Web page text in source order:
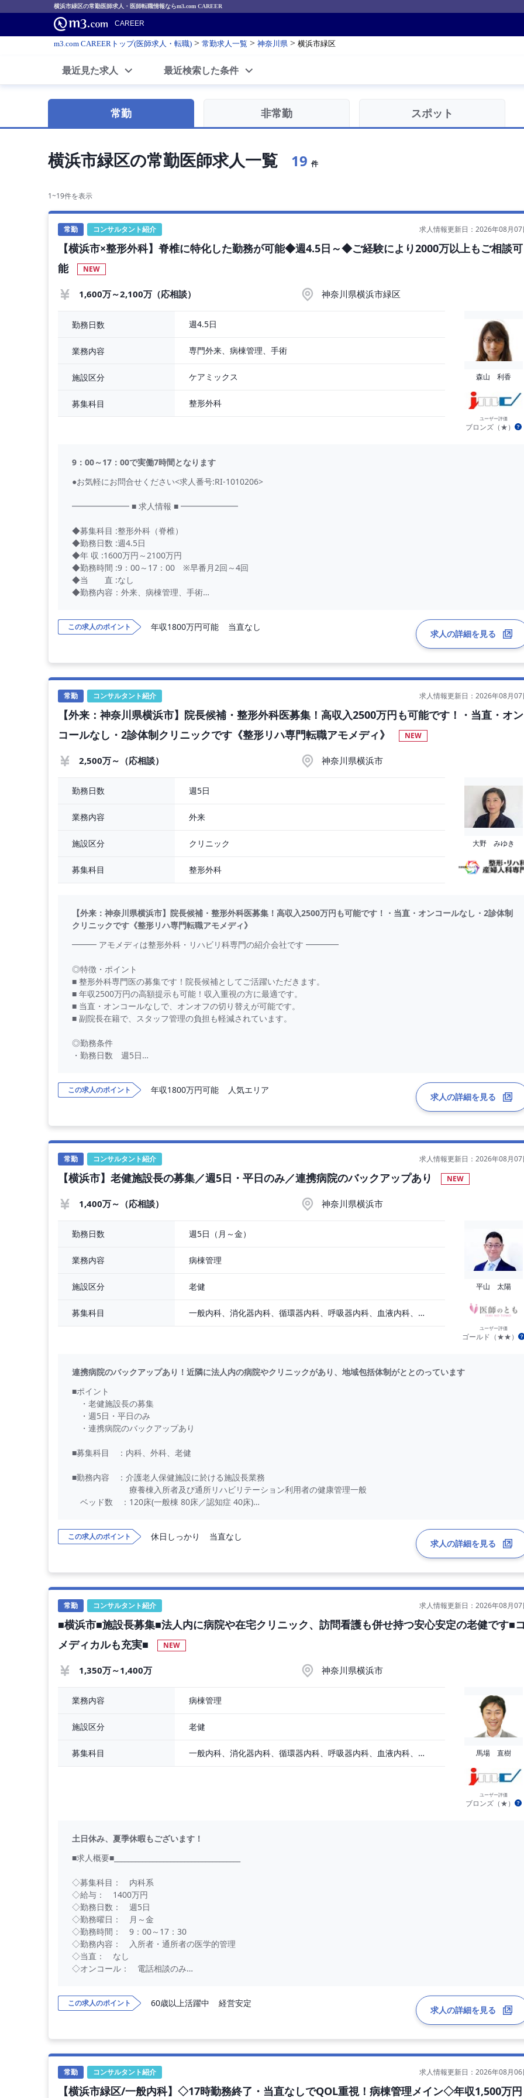
横浜市緑区の常勤医師求人・医師転職情報ならm3.com CAREER
CAREER
m3.com CAREERトップ(医師求人・転職) > 常勤求人一覧 > 神奈川県 > 横浜市緑区
最近見た求人 最近検索した条件
常勤 非常勤 スポット
横浜市緑区の常勤医師求人一覧 19 件
1~19件を表示
常勤 コンサルタント紹介 求人情報更新日：2026年08月07
【横浜市×整形外科】脊椎に特化した勤務が可能◆週4.5日～◆ご経験により2000万以上もご相談可
能
NEW
1,600万～2,100万（応相談） 神奈川県横浜市緑区
勤務日数 週4.5日
業務内容 専門外来、病棟管理、手術
施設区分 ケアミックス
募集科目 整形外科
森山 利香
ユーザー評価
ブロンズ（★）
9：00～17：00で実働7時間となります
●お気軽にお問合せください<求人番号:RI-1010206>
━━━━━━━ ■ 求人情報 ■ ━━━━━━━
◆募集科目 :整形外科（脊椎）
◆勤務日数 :週4.5日
◆年 収 :1600万円～2100万円
◆勤務時間 :9：00～17：00 ※早番月2回～4回
◆当 直 :なし
◆勤務内容：外来、病棟管理、手術
※脊椎内視鏡はございませんが件数が増えてくれば購入可能です
整形外科常勤4名 （内、1名が脊椎医師）
◆施設区分：一般
◆救急指定：二次
◆病 床 数：150床程度
◆アクセス：JR東海道線最寄り駅より徒歩15分程度
--------------------------------------------------
▼▼
この求人のポイント 年収1800万円可能 当直なし
求人の詳細を見る
常勤 コンサルタント紹介 求人情報更新日：2026年08月07
【外来：神奈川県横浜市】院長候補・整形外科医募集！高収入2500万円も可能です！・当直・オン
コールなし・2診体制クリニックです《整形リハ専門転職アモメディ》
NEW
2,500万～（応相談） 神奈川県横浜市
勤務日数 週5日
業務内容 外来
施設区分 クリニック
募集科目 整形外科
大野 みゆき
【外来：神奈川県横浜市】院長候補・整形外科医募集！高収入2500万円も可能です！・当直・オンコールなし・2診体制
クリニックです《整形リハ専門転職アモメディ》
━━━ アモメディは整形外科・リハビリ科専門の紹介会社です ━━━━
◎特徴・ポイント
■ 整形外科専門医の募集です！院長候補としてご活躍いただきます。
■ 年収2500万円の高額提示も可能！収入重視の方に最適です。
■ 当直・オンコールなしで、オンオフの切り替えが可能です。
■ 副院長在籍で、スタッフ管理の負担も軽減されています。
◎勤務条件
・勤務日数 週5日
・当直回数 なし
・給与条件 年俸2,500万円（経験・スキルにより変動）
・診療体制 2診制
・交通費 詳細はお問い合わせ下さい
・休日 日曜、祝日
・休暇 詳細はお問い合わせ下さい
・各種保険 完備
・開始時期 応相談
◎施設概要
・
この求人のポイント 年収1800万円可能 人気エリア
求人の詳細を見る
常勤 コンサルタント紹介 求人情報更新日：2026年08月07
【横浜市】老健施設長の募集／週5日・平日のみ／連携病院のバックアップあり NEW
1,400万～（応相談） 神奈川県横浜市
勤務日数 週5日（月～金）
業務内容 病棟管理
施設区分 老健
募集科目 一般内科、消化器内科、循環器内科、呼吸器内科、血液内科、脳神経内科、内分泌内科、老人内科、一般外科、その他
平山 太陽
ユーザー評価
ゴールド（★★）
連携病院のバックアップあり！近隣に法人内の病院やクリニックがあり、地域包括体制がととのっています
■ポイント
・老健施設長の募集
・週5日・平日のみ
・連携病院のバックアップあり
■募集科目 ：内科、外科、老健
■勤務内容 ：介護老人保健施設に於ける施設長業務
療養棟入所者及び通所リハビリテーション利用者の健康管理一般
ベッド数 ：120床(一般棟 80床／認知症 40床)
オンコール：あり（指示出しメイン、年に2～3回看取り対応）
勤務日数 ：週5日（月～金）
勤務時間 ：9：00～17：30
給与 ：年収1,400万円
交通費 ：全額支給
休暇 ：年末年始休暇、有給休暇
各種保険 ：社会保険
車通勤 ：可能
所在地 ：横浜市緑区
受動喫煙対策：施設内禁煙
◆ ◆ お 願 い ◆ ◆
お問い合わ
この求人のポイント 休日しっかり 当直なし
求人の詳細を見る
常勤 コンサルタント紹介 求人情報更新日：2026年08月07
■横浜市■施設長募集■法人内に病院や在宅クリニック、訪問看護も併せ持つ安心安定の老健です■
メディカルも充実■
NEW
1,350万～1,400万 神奈川県横浜市
業務内容 病棟管理
施設区分 老健
募集科目 一般内科、消化器内科、循環器内科、呼吸器内科、血液内科、脳神経内科、内分泌内科、老人内科 馬場 直樹
ユーザー評価
ブロンズ（★）
土日休み、夏季休暇もございます！
■求人概要■____________________________________
◇募集科目： 内科系
◇給与： 1400万円
◇勤務日数： 週5日
◇勤務曜日： 月～金
◇勤務時間： 9：00～17：30
◇勤務内容： 入所者・通所者の医学的管理
◇当直： なし
◇オンコール： 電話相談のみ
◇施設区分： 老健
◇所 在 地： 横浜市
◇アクセス： 田園都市線最寄駅より徒歩10分
◇運営法人： 関東に複数の病院・施設を持つ経営安定の法人です
この求人のポイント 60歳以上活躍中 経営安定
求人の詳細を見る
常勤 コンサルタント紹介 求人情報更新日：2026年08月06
【横浜市緑区/一般内科】◇17時勤務終了・当直なしでQOL重視！病棟管理メイン◇年収1,500万円